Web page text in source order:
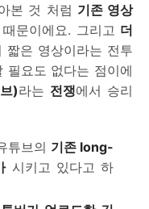
본 것 처럼 기존 영상
문이에요. 그리고 더
짧은 영상이라는 전투
필요도 없다는 점이에
)라는 전쟁에서 승리
튜브의 기존 long-
시키고 있다고 하